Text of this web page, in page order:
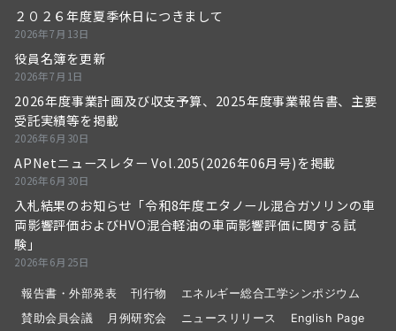
２０２６年度夏季休日につきまして
2026年7月13日
役員名簿を更新
2026年7月1日
2026年度事業計画及び収支予算、2025年度事業報告書、主要
受託実績等を掲載
2026年6月30日
APNetニュースレター Vol.205(2026年06月号)を掲載
2026年6月30日
入札結果のお知らせ「令和8年度エタノール混合ガソリンの車
両影響評価およびHVO混合軽油の車両影響評価に関する試
験」
2026年6月25日
報告書・外部発表 刊行物
エネルギー総合工学シンポジウム
賛助会員会議
月例研究会 ニュースリリース English Page